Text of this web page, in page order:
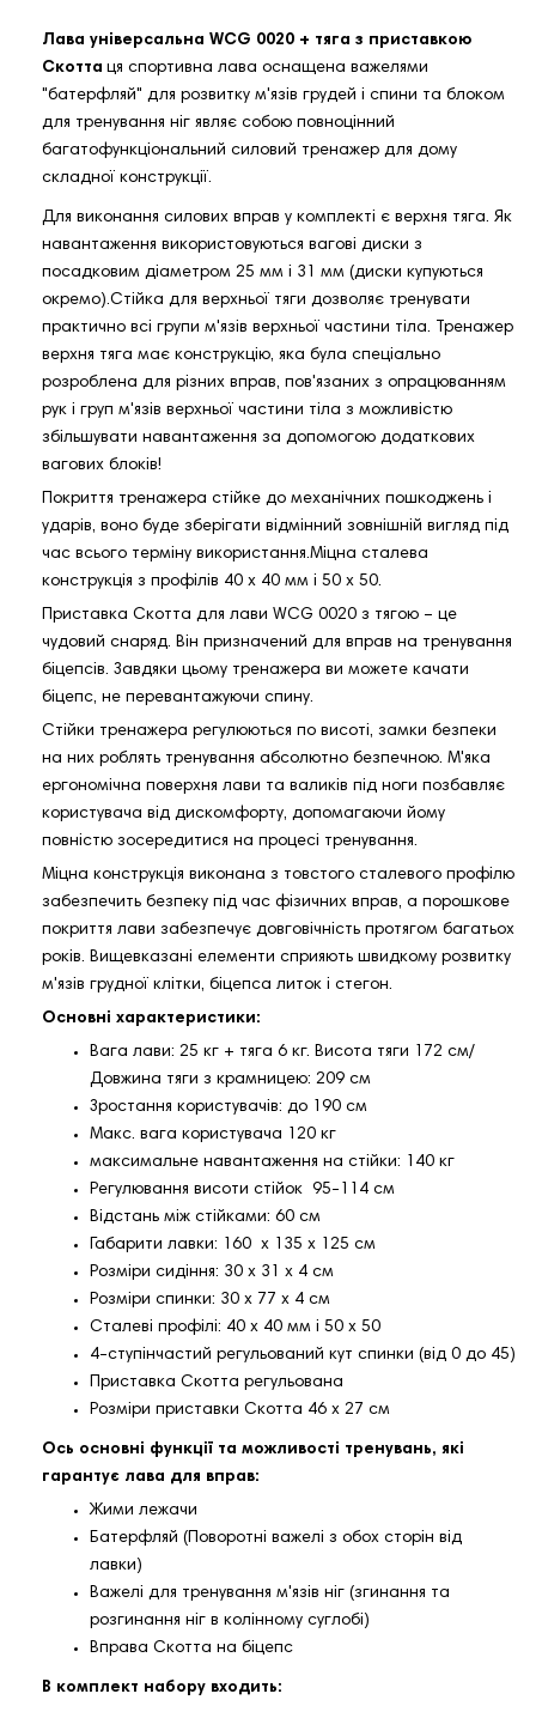
Лава універсальна WCG 0020 + тяга з приставкою
Скотта ця спортивна лава оснащена важелями
"батерфляй" для розвитку м'язів грудей і спини та блоком
для тренування ніг являє собою повноцінний
багатофункціональний силовий тренажер для дому
складної конструкції.
Для виконання силових вправ у комплекті є верхня тяга. Як
навантаження використовуються вагові диски з
посадковим діаметром 25 мм і 31 мм (диски купуються
окремо).Стійка для верхньої тяги дозволяє тренувати
практично всі групи м'язів верхньої частини тіла. Тренажер
верхня тяга має конструкцію, яка була спеціально
розроблена для різних вправ, пов'язаних з опрацюванням
рук і груп м'язів верхньої частини тіла з можливістю
збільшувати навантаження за допомогою додаткових
вагових блоків!
Покриття тренажера стійке до механічних пошкоджень і
ударів, воно буде зберігати відмінний зовнішній вигляд під
час всього терміну використання.Міцна сталева
конструкція з профілів 40 х 40 мм і 50 х 50.
Приставка Скотта для лави WCG 0020 з тягою – це
чудовий снаряд. Він призначений для вправ на тренування
біцепсів. Завдяки цьому тренажера ви можете качати
біцепс, не перевантажуючи спину.
Стійки тренажера регулюються по висоті, замки безпеки
на них роблять тренування абсолютно безпечною. М'яка
ергономічна поверхня лави та валиків під ноги позбавляє
користувача від дискомфорту, допомагаючи йому
повністю зосередитися на процесі тренування.
Міцна конструкція виконана з товстого сталевого профілю
забезпечить безпеку під час фізичних вправ, а порошкове
покриття лави забезпечує довговічність протягом багатьох
років. Вищевказані елементи сприяють швидкому розвитку
м'язів грудної клітки, біцепса литок і стегон.
Основні характеристики:
Вага лави: 25 кг + тяга 6 кг. Висота тяги 172 см/
Довжина тяги з крамницею: 209 см
Зростання користувачів: до 190 см
Макс. вага користувача 120 кг
максимальне навантаження на стійки: 140 кг
Регулювання висоти стійок 95-114 см
Відстань між стійками: 60 см
Габарити лавки: 160 х 135 х 125 см
Розміри сидіння: 30 х 31 х 4 см
Розміри спинки: 30 х 77 х 4 см
Сталеві профілі: 40 x 40 мм і 50 х 50
4-ступінчастий регульований кут спинки (від 0 до 45)
Приставка Скотта регульована
Розміри приставки Скотта 46 х 27 см
Ось основні функції та можливості тренувань, які
гарантує лава для вправ:
Жими лежачи
Батерфляй (Поворотні важелі з обох сторін від
лавки)
Важелі для тренування м'язів ніг (згинання та
розгинання ніг в колінному суглобі)
Вправа Скотта на біцепс
В комплект набору входить: